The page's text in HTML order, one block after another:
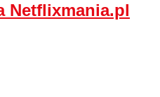
Netflixmania.pl